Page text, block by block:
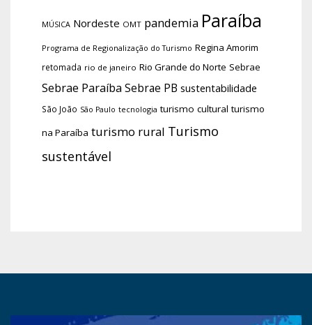
MÚSICA Nordeste OMT pandemia Paraíba
Programa de Regionalização do Turismo Regina Amorim
retomada rio de janeiro Rio Grande do Norte Sebrae
Sebrae Paraíba Sebrae PB sustentabilidade
São João São Paulo tecnologia turismo cultural turismo
na Paraíba turismo rural Turismo
sustentável